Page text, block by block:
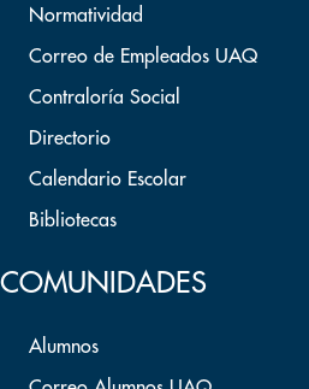
Normatividad
Correo de Empleados UAQ
Contraloría Social
Directorio
Calendario Escolar
Bibliotecas
COMUNIDADES
Alumnos